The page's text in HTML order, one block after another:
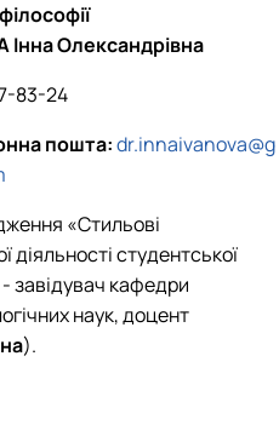
Інна Олександрівна
83-24
пошта:dr.innaivanova@g
«Стильові
студентської
завідувач кафедри
наук, доцент
).